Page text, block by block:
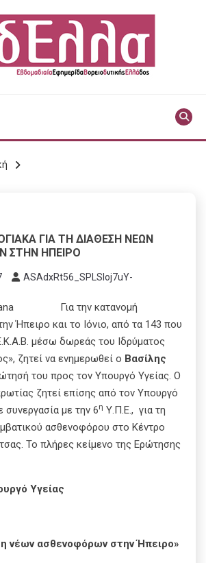
ΓΙΑ ΤΗ ΔΙΑΘΕΣΗ ΝΕΩΝ
ΣΤΗΝ ΗΠΕΙΡΟ
ASAdxRt56_SPLSIoj7uY-
Για την κατανομή
Ήπειρο και το Ιόνιο, από τα 143 που
μέσω δωρεάς του Ιδρύματος
ζητεί να ενημερωθεί ο Βασίλης
του προς τον Υπουργό Υγείας. Ο
ζητεί επίσης από τον Υπουργό
συνεργασία με την 6η Υ.Π.Ε., για τη
ασθενοφόρου στο Κέντρο
Το πλήρες κείμενο της Ερώτησης
Υγείας
νέων ασθενοφόρων στην Ήπειρο»